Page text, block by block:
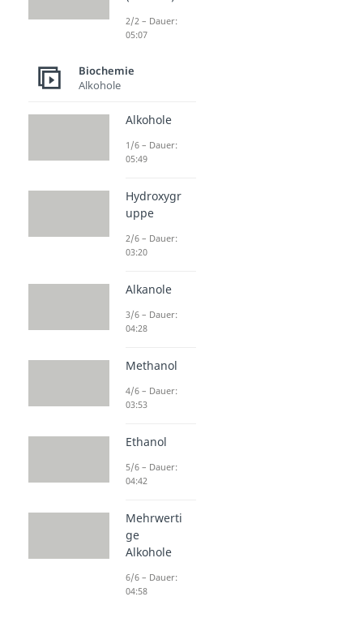
2/2 – Dauer:
05:07
Biochemie
Alkohole
Alkohole
1/6 – Dauer:
05:49
Hydroxygr
uppe
2/6 – Dauer:
03:20
Alkanole
3/6 – Dauer:
04:28
Methanol
4/6 – Dauer:
03:53
Ethanol
5/6 – Dauer:
04:42
Mehrwerti
ge
Alkohole
6/6 – Dauer:
04:58